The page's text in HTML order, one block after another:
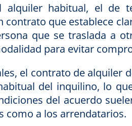
alquiler habitual, el de
contrato que establece
que se traslada a
para evitar
el contrato de alquiler
del inquilino, lo
del acuerdo
como a los arrendatarios.